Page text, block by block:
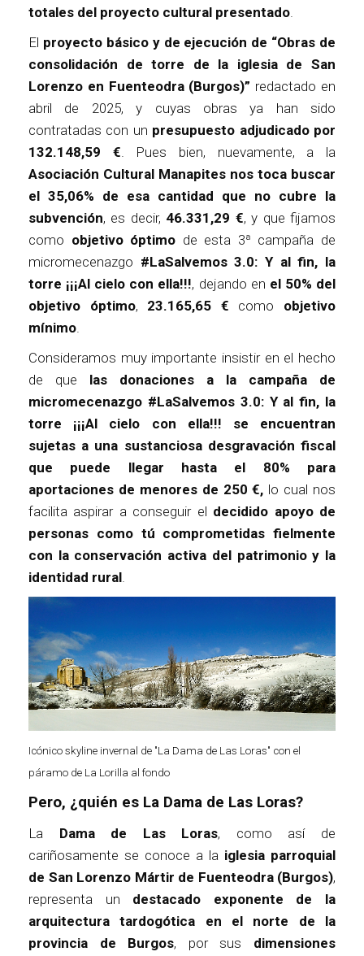
totales del proyecto cultural presentado.
El proyecto básico y de ejecución de “Obras de
consolidación de torre de la iglesia de San
Lorenzo en Fuenteodra (Burgos)” redactado en
abril de 2025, y cuyas obras ya han sido
contratadas con un presupuesto adjudicado por
132.148,59 €. Pues bien, nuevamente, a la
Asociación Cultural Manapites nos toca buscar
el 35,06% de esa cantidad que no cubre la
subvención, es decir, 46.331,29 €, y que fijamos
como objetivo óptimo de esta 3ª campaña de
micromecenazgo #LaSalvemos 3.0: Y al fin, la
torre ¡¡¡Al cielo con ella!!!, dejando en el 50% del
objetivo óptimo, 23.165,65 € como objetivo
mínimo.
Consideramos muy importante insistir en el hecho
de que las donaciones a la campaña de
micromecenazgo #LaSalvemos 3.0: Y al fin, la
torre ¡¡¡Al cielo con ella!!! se encuentran
sujetas a una sustanciosa desgravación fiscal
que puede llegar hasta el 80% para
aportaciones de menores de 250 €, lo cual nos
facilita aspirar a conseguir el decidido apoyo de
personas como tú comprometidas fielmente
con la conservación activa del patrimonio y la
identidad rural.
Icónico skyline invernal de "La Dama de Las Loras" con el
páramo de La Lorilla al fondo
Pero, ¿quién es La Dama de Las Loras?
La Dama de Las Loras, como así de
cariñosamente se conoce a la iglesia parroquial
de San Lorenzo Mártir de Fuenteodra (Burgos),
representa un destacado exponente de la
arquitectura tardogótica en el norte de la
provincia de Burgos, por sus dimensiones